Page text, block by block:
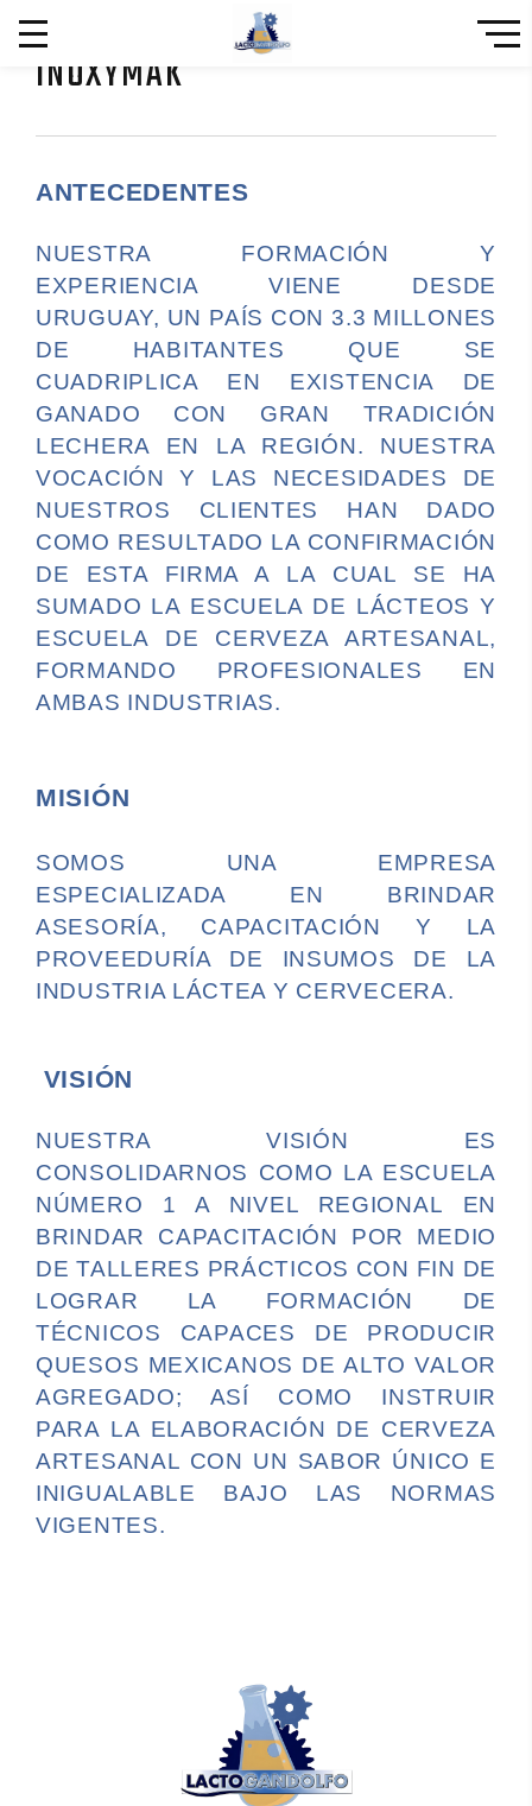
INOXYMAK
ANTECEDENTES
NUESTRA FORMACIÓN Y
EXPERIENCIA VIENE DESDE
URUGUAY, UN PAÍS CON 3.3 MILLONES
DE HABITANTES QUE SE
CUADRIPLICA EN EXISTENCIA DE
GANADO CON GRAN TRADICIÓN
LECHERA EN LA REGIÓN. NUESTRA
VOCACIÓN Y LAS NECESIDADES DE
NUESTROS CLIENTES HAN DADO
COMO RESULTADO LA CONFIRMACIÓN
DE ESTA FIRMA A LA CUAL SE HA
SUMADO LA ESCUELA DE LÁCTEOS Y
ESCUELA DE CERVEZA ARTESANAL,
FORMANDO PROFESIONALES EN
AMBAS INDUSTRIAS.
MISIÓN
SOMOS UNA EMPRESA
ESPECIALIZADA EN BRINDAR
ASESORÍA, CAPACITACIÓN Y LA
PROVEEDURÍA DE INSUMOS DE LA
INDUSTRIA LÁCTEA Y CERVECERA.
VISIÓN
NUESTRA VISIÓN ES
CONSOLIDARNOS COMO LA ESCUELA
NÚMERO 1 A NIVEL REGIONAL EN
BRINDAR CAPACITACIÓN POR MEDIO
DE TALLERES PRÁCTICOS CON FIN DE
LOGRAR LA FORMACIÓN DE
TÉCNICOS CAPACES DE PRODUCIR
QUESOS MEXICANOS DE ALTO VALOR
AGREGADO; ASÍ COMO INSTRUIR
PARA LA ELABORACIÓN DE CERVEZA
ARTESANAL CON UN SABOR ÚNICO E
INIGUALABLE BAJO LAS NORMAS
VIGENTES.